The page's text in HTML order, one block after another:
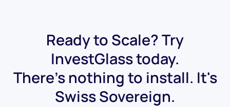
Ready to Scale? Try
InvestGlass today.
There's nothing to install. It's
Swiss Sovereign.